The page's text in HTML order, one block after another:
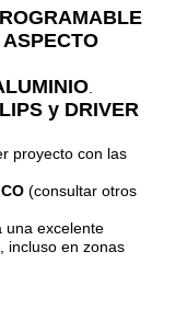
y DRIVER
proyecto con las
(consultar otros
una excelente
incluso en zonas